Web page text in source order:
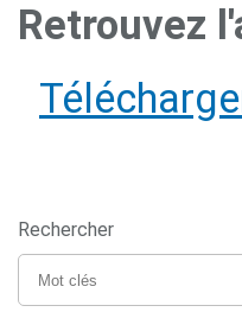
Retrouvez
Rechercher